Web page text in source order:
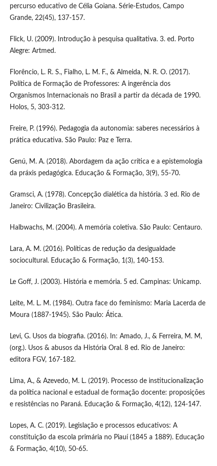
percurso educativo de Célia Goiana. Série-Estudos, Campo
Grande, 22(45), 137-157.
Flick, U. (2009). Introdução à pesquisa qualitativa. 3. ed. Porto
Alegre: Artmed.
Florêncio, L. R. S., Fialho, L. M. F., & Almeida, N. R. O. (2017).
Política de Formação de Professores: A ingerência dos
Organismos Internacionais no Brasil a partir da década de 1990.
Holos, 5, 303-312.
Freire, P. (1996). Pedagogia da autonomia: saberes necessários à
prática educativa. São Paulo: Paz e Terra.
Genú, M. A. (2018). Abordagem da ação crítica e a epistemologia
da práxis pedagógica. Educação & Formação, 3(9), 55-70.
Gramsci, A. (1978). Concepção dialética da história. 3 ed. Rio de
Janeiro: Civilização Brasileira.
Halbwachs, M. (2004). A memória coletiva. São Paulo: Centauro.
Lara, A. M. (2016). Políticas de redução da desigualdade
sociocultural. Educação & Formação, 1(3), 140-153.
Le Goff, J. (2003). História e memória. 5 ed. Campinas: Unicamp.
Leite, M. L. M. (1984). Outra face do feminismo: Maria Lacerda de
Moura (1887-1945). São Paulo: Ática.
Levi, G. Usos da biografia. (2016). In: Amado, J., & Ferreira, M. M,
(org.). Usos & abusos da História Oral. 8 ed. Rio de Janeiro:
editora FGV, 167-182.
Lima, A., & Azevedo, M. L. (2019). Processo de institucionalização
da política nacional e estadual de formação docente: proposições
e resistências no Paraná. Educação & Formação, 4(12), 124-147.
Lopes, A. C. (2019). Legislação e processos educativos: A
constituição da escola primária no Piauí (1845 a 1889). Educação
& Formação, 4(10), 50-65.